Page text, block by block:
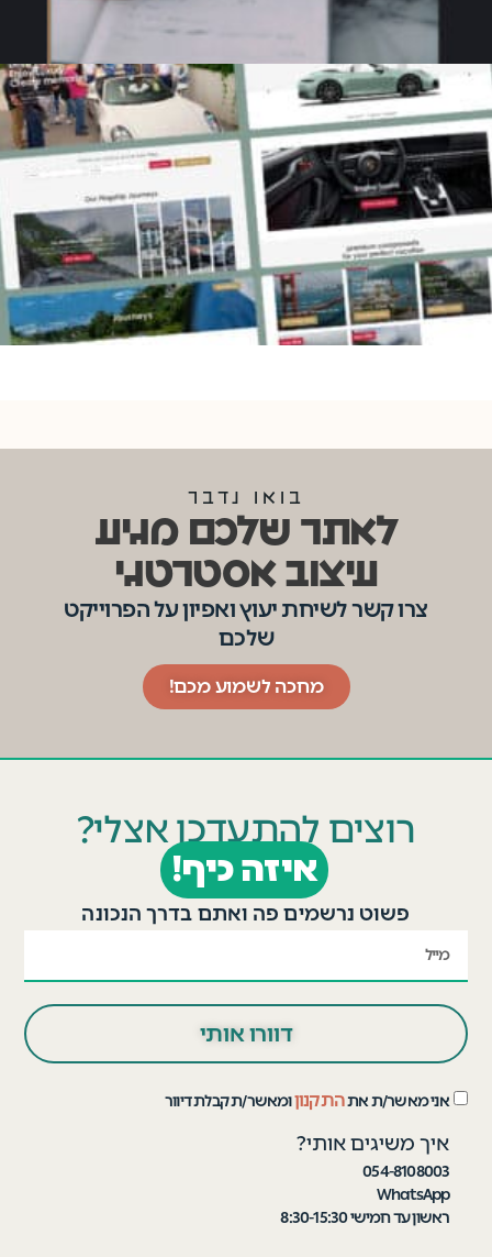
בואו נדבר
לאתר שלכם מגיע
עיצוב אסטרטגי
צרו קשר לשיחת יעוץ ואפיון על הפרוייקט
שלכם
מחכה לשמוע מכם!
איך משיגים אותי?
054-8108003
WhatsApp
ראשון עד חמישי 8:30-15:30
רוצים להתעדכן אצלי?
איזה כיף!
פשוט נרשמים פה ואתם בדרך הנכונה
אני מאשר/ת אתהתקנוןומאשר/ת קבלת דיוור
דוורו אותי